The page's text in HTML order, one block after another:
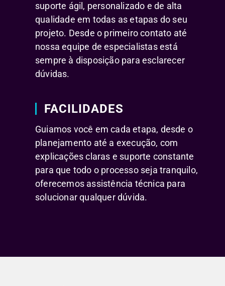
suporte ágil, personalizado e de alta
qualidade em todas as etapas do seu
projeto. Desde o primeiro contato até
nossa equipe de especialistas está
sempre à disposição para esclarecer
dúvidas.
FACILIDADES
Guiamos você em cada etapa, desde o
planejamento até a execução, com
explicações claras e suporte constante
para que todo o processo seja tranquilo,
oferecemos assistência técnica para
solucionar qualquer dúvida.